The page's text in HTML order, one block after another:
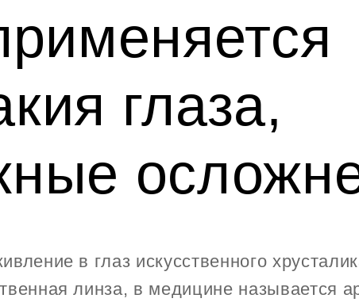
глаза,
в глаз искусственного
линза, в медицине называется